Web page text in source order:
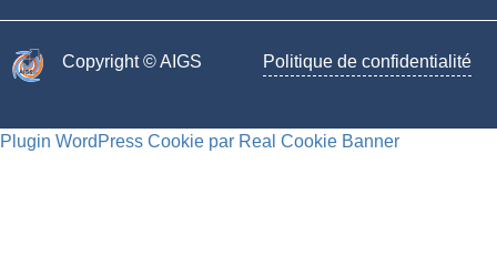
Copyright © AIGS​ Politique de confidentialité
Plugin WordPress Cookie par Real Cookie Banner